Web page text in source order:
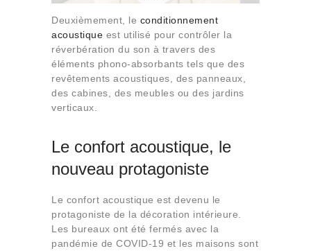
Deuxièmement, le conditionnement
acoustique est utilisé pour contrôler la
réverbération du son à travers des
éléments phono-absorbants tels que des
revêtements acoustiques, des panneaux,
des cabines, des meubles ou des jardins
verticaux.
Le confort acoustique, le
nouveau protagoniste
Le confort acoustique est devenu le
protagoniste de la décoration intérieure.
Les bureaux ont été fermés avec la
pandémie de COVID-19 et les maisons sont